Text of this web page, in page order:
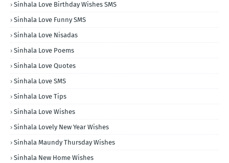
Sinhala Love Birthday Wishes SMS
Sinhala Love Funny SMS
Sinhala Love Nisadas
Sinhala Love Poems
Sinhala Love Quotes
Sinhala Love SMS
Sinhala Love Tips
Sinhala Love Wishes
Sinhala Lovely New Year Wishes
Sinhala Maundy Thursday Wishes
Sinhala New Home Wishes